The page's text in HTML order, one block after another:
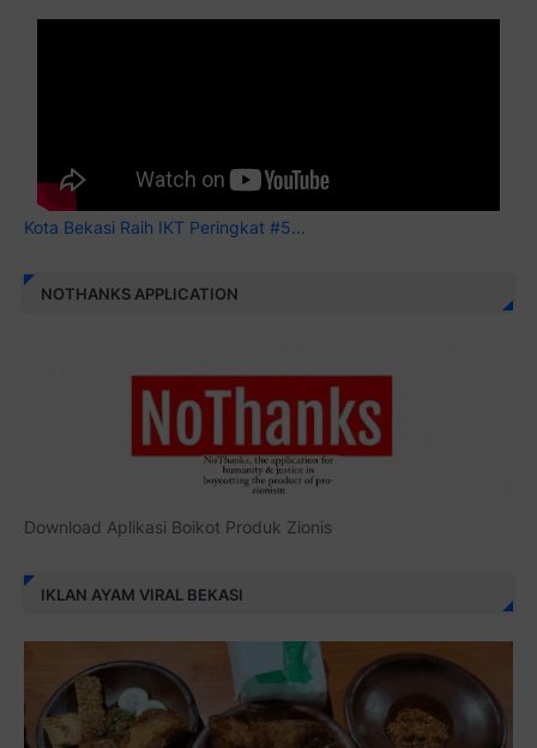
Kota Bekasi Raih IKT Peringkat #5...
NOTHANKS APPLICATION
Download Aplikasi Boikot Produk Zionis
IKLAN AYAM VIRAL BEKASI